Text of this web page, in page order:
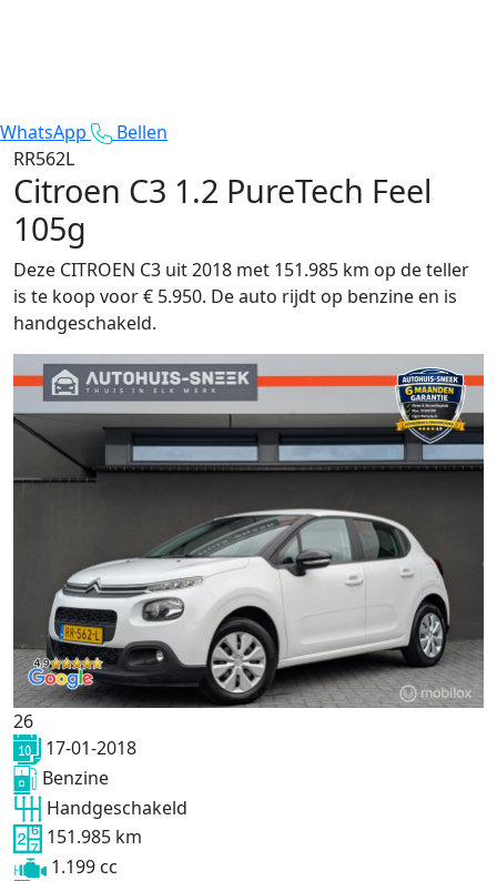
WhatsApp
Bellen
RR562L
Citroen C3 1.2 PureTech Feel
105g
Deze CITROEN C3 uit 2018 met 151.985 km op de teller
is te koop voor € 5.950. De auto rijdt op benzine en is
handgeschakeld.
26
17-01-2018
Benzine
Handgeschakeld
151.985 km
1.199 cc